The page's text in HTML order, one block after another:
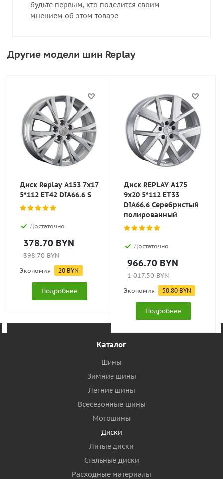
будьте первым, кто поделится своим
мнением об этом товаре
Другие модели шин Replay
Диск Replay A153 7x17
5*112 ET42 DIA66.6 S
Достаточно
378.70 BYN
398.70BYN
Экономия 20 BYN
Подробнее
Диск REPLAY A175
9x20 5*112 ET33
DIA66.6 Серебристый
полированный
Достаточно
966.70 BYN
1 017.50BYN
Экономия 50.80 BYN
Подробнее
Каталог
Шины
Зимние шины
Летние шины
Всесезонные шины
Мотошины
Диски
Литые диски
Стальные диски
Расходные материалы